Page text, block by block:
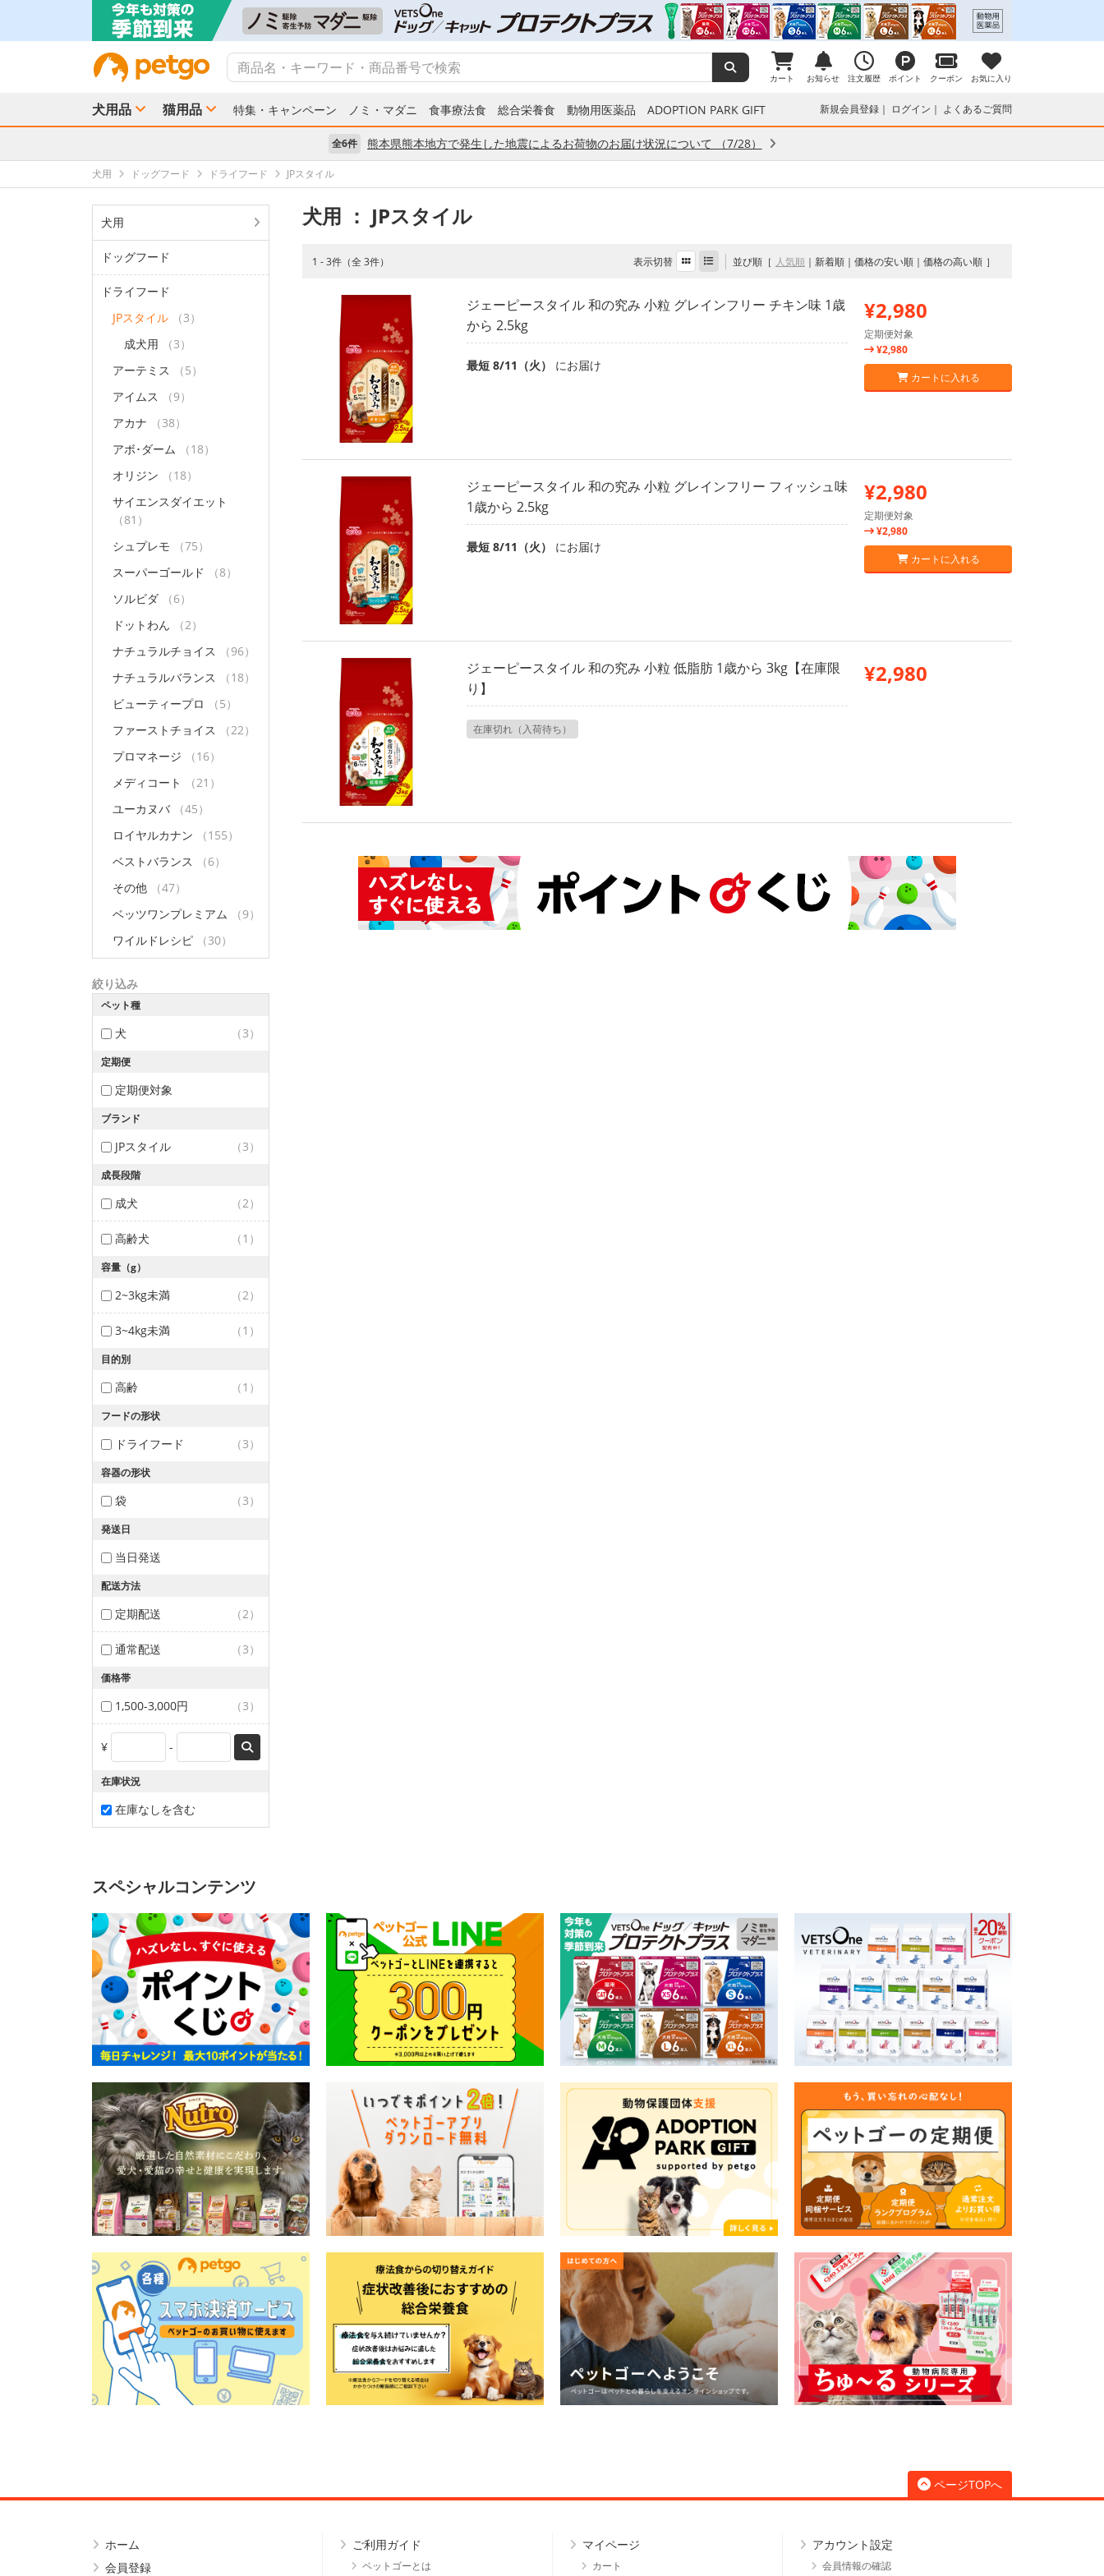
カート お知らせ 注文履歴 ポイント クーポン お気に入り
犬用品 猫用品 特集・キャンペーン ノミ・マダニ 食事療法食 総合栄養食 動物用医薬品 ADOPTION PARK GIFT 新規会員登録 ログイン よくあるご質問
全6件 熊本県熊本地方で発生した地震によるお荷物のお届け状況について （7/28）
犬用 ドッグフード ドライフード JPスタイル
犬用
ドッグフード
ドライフード
JPスタイル
（3）
成犬用
（3）
アーテミス
（5）
アイムス
（9）
アカナ
（38）
アボ･ダーム
（18）
オリジン
（18）
サイエンスダイエット
（81）
シュプレモ
（75）
スーパーゴールド
（8）
ソルビダ
（6）
ドットわん
（2）
ナチュラルチョイス
（96）
ナチュラルバランス
（18）
ビューティープロ
（5）
ファーストチョイス
（22）
プロマネージ
（16）
メディコート
（21）
ユーカヌバ
（45）
ロイヤルカナン
（155）
ベストバランス
（6）
その他
（47）
ベッツワンプレミアム
（9）
ワイルドレシピ
（30）
絞り込み
ペット種
犬 （3）
定期便
定期便対象
ブランド
JPスタイル （3）
成長段階
成犬 （2）
高齢犬 （1）
容量（g）
2~3kg未満 （2）
3~4kg未満 （1）
目的別
高齢 （1）
フードの形状
ドライフード （3）
容器の形状
袋 （3）
発送日
当日発送
配送方法
定期配送 （2）
通常配送 （3）
価格帯
1,500-3,000円 （3）
¥ -
在庫状況
在庫なしを含む
犬用 ： JPスタイル
1 - 3件（全 3件） 表示切替 並び順 人気順 新着順 価格の安い順 価格の高い順
ジェーピースタイル 和の究み 小粒 グレインフリー チキン味 1歳
から 2.5kg
最短 8/11（火） にお届け
¥2,980
定期便対象
¥2,980
カートに入れる
ジェーピースタイル 和の究み 小粒 グレインフリー フィッシュ味
1歳から 2.5kg
最短 8/11（火） にお届け
¥2,980
定期便対象
¥2,980
カートに入れる
ジェーピースタイル 和の究み 小粒 低脂肪 1歳から 3kg【在庫限
り】
在庫切れ（入荷待ち）
¥2,980
スペシャルコンテンツ
ページTOPへ
ホーム
会員登録
ご利用ガイド
ペットゴーとは
マイページ
カート
アカウント設定
会員情報の確認